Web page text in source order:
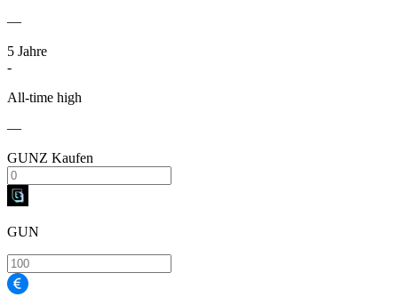
—
5 Jahre
-
All-time high
—
GUNZ Kaufen
GUN